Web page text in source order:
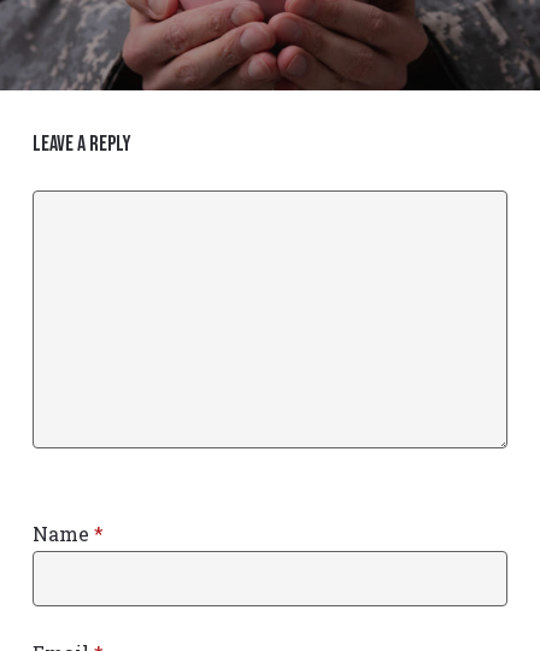
Leave a Reply
Name *